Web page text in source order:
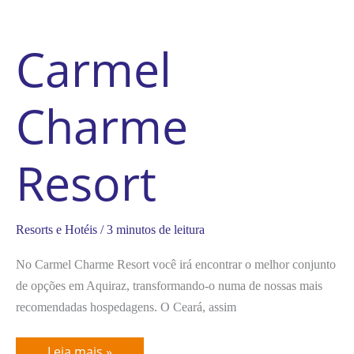
Carmel
Charme
Resort
Resorts e Hotéis /3 minutos de leitura
No Carmel Charme Resort você irá encontrar o melhor conjunto
de opções em Aquiraz, transformando-o numa de nossas mais
recomendadas hospedagens. O Ceará, assim